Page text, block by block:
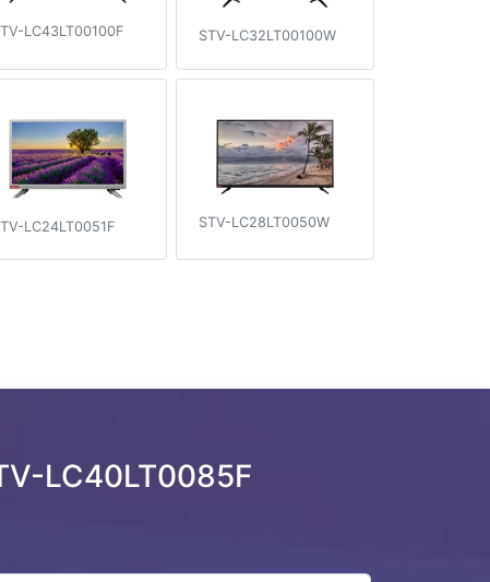
LC43LT00100F STV-LC32LT00100W
LC24LT0051F STV-LC28LT0050W
LC40LT0085F